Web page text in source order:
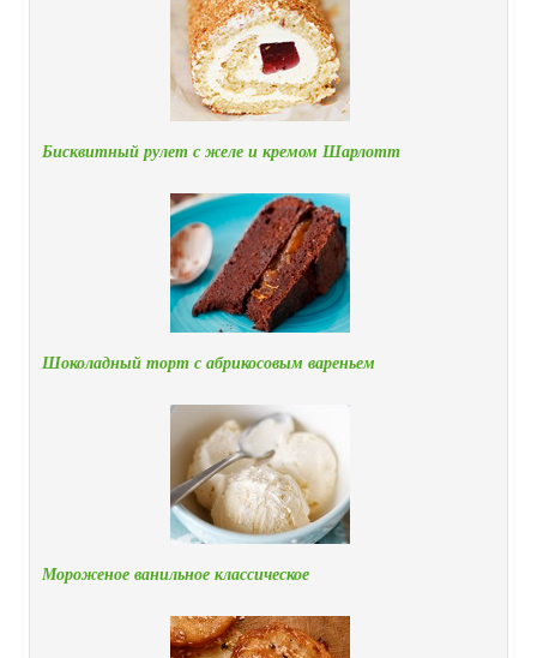
Бисквитный рулет с желе и кремом Шарлотт
Шоколадный торт с абрикосовым вареньем
Мороженое ванильное классическое